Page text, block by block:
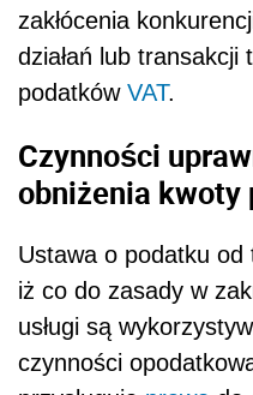
zakłócenia
działań lub transakcji
podatków VAT.
Czynności
obniżenia kwoty
Ustawa o podatku od
iż co do zasady w
usługi są
czynności